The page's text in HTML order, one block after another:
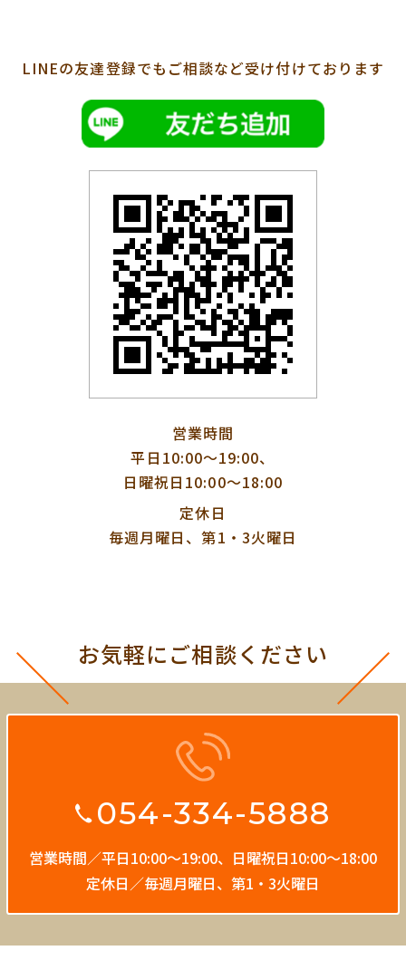
LINEの友達登録でも ご相談など受け付けております
営業時間
平日10:00〜19:00、
日曜祝日10:00〜18:00
定休日
毎週月曜日、第1・3火曜日
お気軽にご相談ください
054-334-5888
営業時間／平日10:00〜19:00、 日曜祝日10:00〜18:00
定休日／毎週月曜日、第1・3火曜日